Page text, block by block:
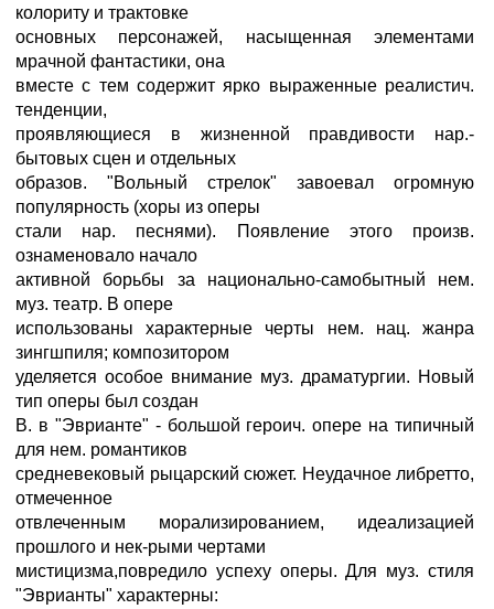
колориту и трактовке
основных персонажей, насыщенная элементами
мрачной фантастики, она
вместе с тем содержит ярко выраженные реалистич.
тенденции,
проявляющиеся в жизненной правдивости нар.-
бытовых сцен и отдельных
образов. "Вольный стрелок" завоевал огромную
популярность (хоры из оперы
стали нар. песнями). Появление этого произв.
ознаменовало начало
активной борьбы за национально-самобытный нем.
муз. театр. В опере
использованы характерные черты нем. нац. жанра
зингшпиля; композитором
уделяется особое внимание муз. драматургии. Новый
тип оперы был создан
В. в "Эврианте" - большой героич. опере на типичный
для нем. романтиков
средневековый рыцарский сюжет. Неудачное либретто,
отмеченное
отвлеченным морализированием, идеализацией
прошлого и нек-рыми чертами
мистицизма,повредило успеху оперы. Для муз. стиля
"Эврианты" характерны: